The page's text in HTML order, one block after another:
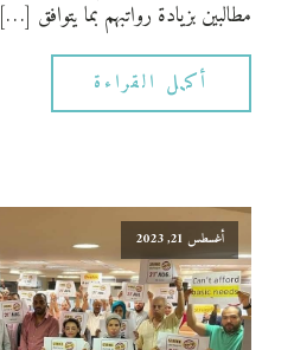
مطالبين بزيادة رواتبهم بما يتوافق […]
أكمل القراءة
أغسطس 21, 2023